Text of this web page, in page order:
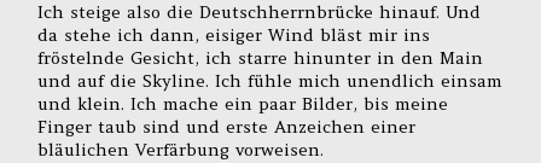
Ich steige also die Deutschherrnbrücke hinauf. Und
da stehe ich dann, eisiger Wind bläst mir ins
fröstelnde Gesicht, ich starre hinunter in den Main
und auf die Skyline. Ich fühle mich unendlich einsam
und klein. Ich mache ein paar Bilder, bis meine
Finger taub sind und erste Anzeichen einer
bläulichen Verfärbung vorweisen.